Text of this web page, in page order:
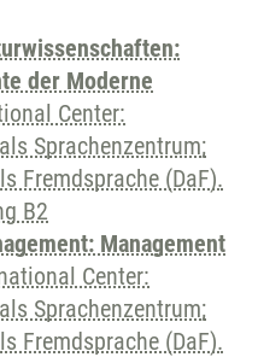
der Moderne
Center:
Sprachenzentrum;
Fremdsprache (DaF).
B2
Management
Center:
Sprachenzentrum;
Fremdsprache (DaF).